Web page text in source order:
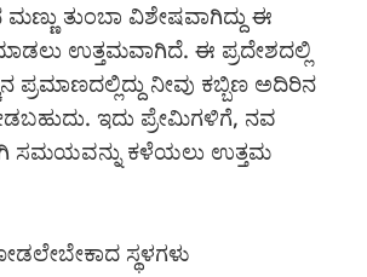
ಮಣ್ಣು ತುಂಬಾ ವಿಶೇಷವಾಗಿದ್ದು ಈ
ಮಾಡಲು ಉತ್ತಮವಾಗಿದೆ. ಈ ಪ್ರದೇಶದಲ್ಲಿ
ಪ್ರಮಾಣದಲ್ಲಿದ್ದು ನೀವು ಕಬ್ಬಿಣ ಅದಿರಿನ
ಇದು ಪ್ರೇಮಿಗಳಿಗೆ, ನವ
ಸಮಯವನ್ನು ಕಳೆಯಲು ಉತ್ತಮ
ಸ್ಥಳಗಳು